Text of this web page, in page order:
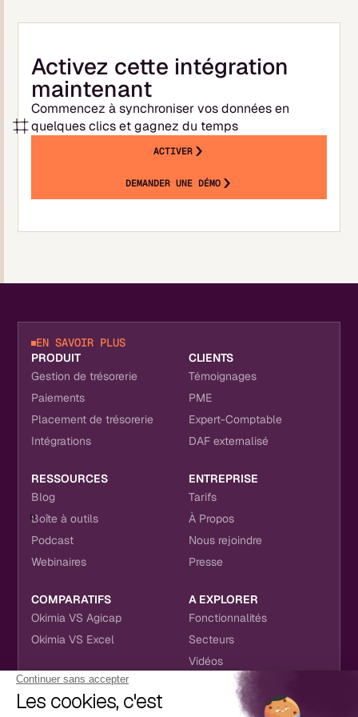
Activez cette intégration
maintenant
Commencez à synchroniser vos données en
quelques clics et gagnez du temps
ACTIVER
DEMANDER UNE DÉMO
EN SAVOIR PLUS
PRODUIT
Gestion de trésorerie
Paiements
Placement de trésorerie
Intégrations
CLIENTS
Témoignages
PME
Expert-Comptable
DAF externalisé
RESSOURCES
Blog
Boîte à outils
Podcast
Webinaires
ENTREPRISE
Tarifs
À Propos
Nous rejoindre
Presse
COMPARATIFS
Okimia VS Agicap
Okimia VS Excel
A EXPLORER
Fonctionnalités
Secteurs
Vidéos
NOUS RETROUVER